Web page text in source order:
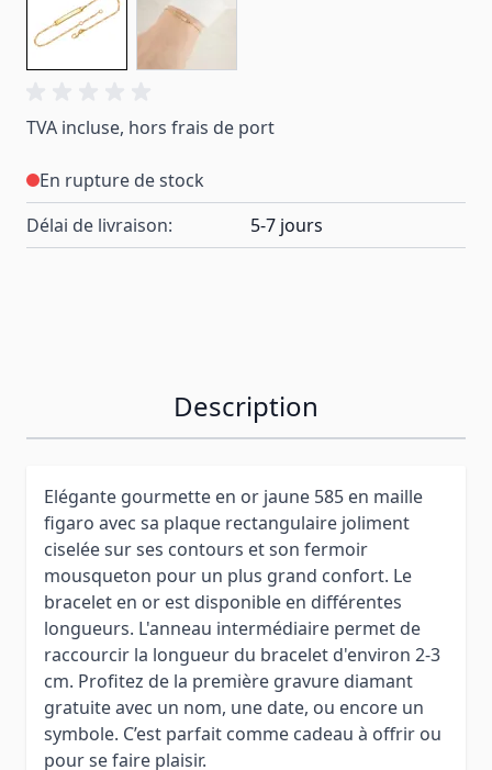
TVA incluse, hors frais de port
En rupture de stock
Délai de livraison:
5-7 jours
Description
Elégante gourmette en or jaune 585 en maille
figaro avec sa plaque rectangulaire joliment
ciselée sur ses contours et son fermoir
mousqueton pour un plus grand confort. Le
bracelet en or est disponible en différentes
longueurs. L'anneau intermédiaire permet de
raccourcir la longueur du bracelet d'environ 2-3
cm. Profitez de la première gravure diamant
gratuite avec un nom, une date, ou encore un
symbole. C’est parfait comme cadeau à offrir ou
pour se faire plaisir.